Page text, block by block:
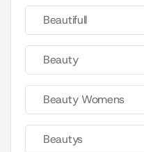
Beautifull
Beauty
Beauty Womens
Beautys